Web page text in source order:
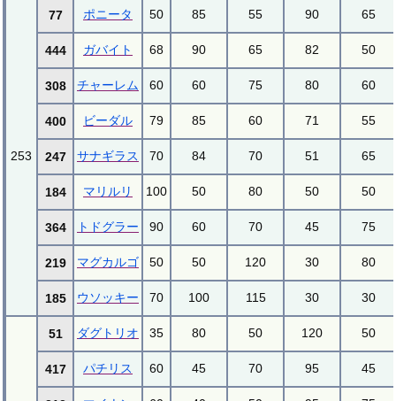
253
77 ポニータ 50 85 55 90 65
444 ガバイト 68 90 65 82 50
308 チャーレム 60 60 75 80 60
400 ビーダル 79 85 60 71 55
247 サナギラス 70 84 70 51 65
184 マリルリ 100 50 80 50 50
364 トドグラー 90 60 70 45 75
219 マグカルゴ 50 50 120 30 80
185 ウソッキー 70 100 115 30 30
51 ダグトリオ 35 80 50 120 50
417 パチリス 60 45 70 95 45